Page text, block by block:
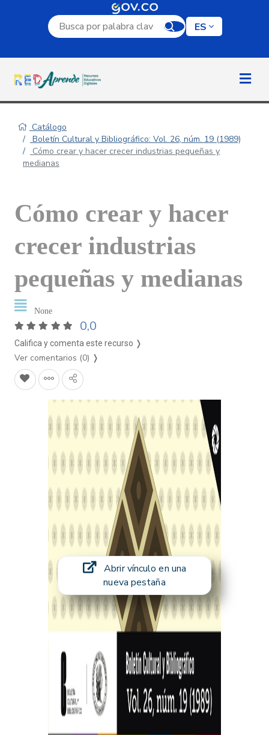
Campo de búsqueda por palabra clave
ES
Catálogo
Boletín Cultural y Bibliográfico: Vol. 26, núm. 19 (1989)
Cómo crear y hacer crecer industrias pequeñas y
medianas
Cómo crear y hacer
crecer industrias
pequeñas y medianas
None
0,0
Califica y comenta este recurso ❭
Ver comentarios (0) ❭
Abrir vínculo en una
nueva pestaña